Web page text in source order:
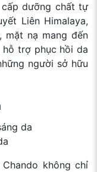
dưỡng chất tự
Liên Himalaya,
mặt nạ mang đến
hỗ trợ phục hồi da
người sở hữu
không chỉ